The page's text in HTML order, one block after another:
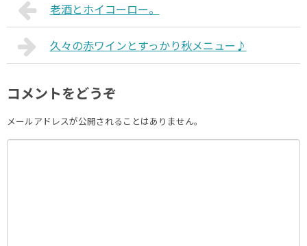
老酒とホイコーロー。
久々の赤ワインとすっかり秋メニュー♪
コメントをどうぞ
メールアドレスが公開されることはありません。